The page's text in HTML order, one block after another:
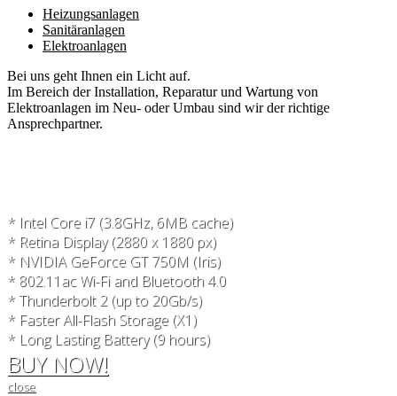
Heizungsanlagen
Sanitäranlagen
Elektroanlagen
Bei uns geht Ihnen ein Licht auf.
Im Bereich der Installation, Reparatur und Wartung von
Elektroanlagen im Neu- oder Umbau sind wir der richtige
Ansprechpartner.
* Intel Core i7 (3.8GHz, 6MB cache)
* Retina Display (2880 x 1880 px)
* NVIDIA GeForce GT 750M (Iris)
* 802.11ac Wi-Fi and Bluetooth 4.0
* Thunderbolt 2 (up to 20Gb/s)
* Faster All-Flash Storage (X1)
* Long Lasting Battery (9 hours)
BUY NOW!
close